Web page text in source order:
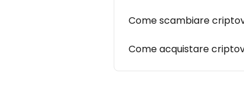
Come scambiare
Come acquistare